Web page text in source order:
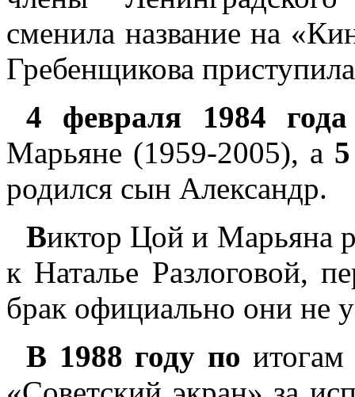
сменила название на
Гребенщикова
4 февраля 1984 года
Марьяне (1959-2005), а
родился сын Александр.
Виктор Цой и Марьяна
к Наталье Разлоговой,
брак официально они не
В 1988 году по